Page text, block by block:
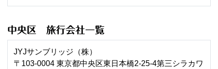
中央区 旅行会社一覧
JYJサンブリッジ（株）
〒103-0004 東京都中央区東日本橋2-25-4第三シラカワ